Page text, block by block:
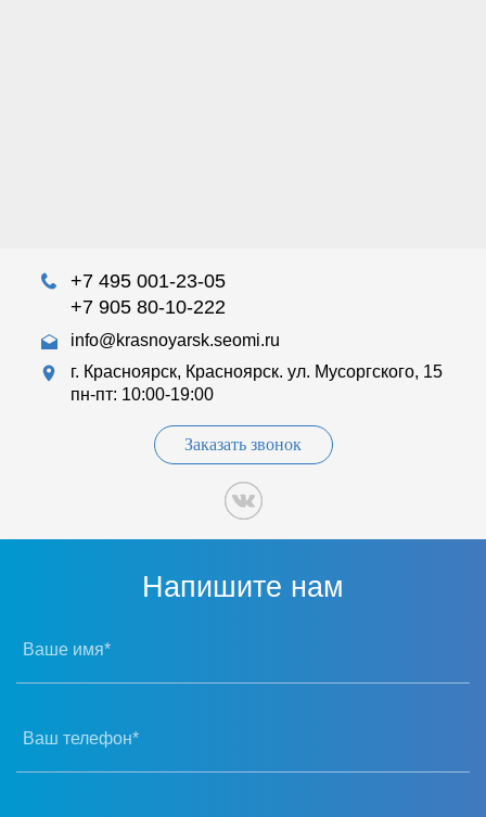
+7 495 001-23-05
+7 905 80-10-222
info@krasnoyarsk.seomi.ru
г. Красноярск, Красноярск. ул. Мусоргского, 15
пн-пт: 10:00-19:00
Заказать звонок
Напишите нам
Ваше имя*
Ваш телефон*